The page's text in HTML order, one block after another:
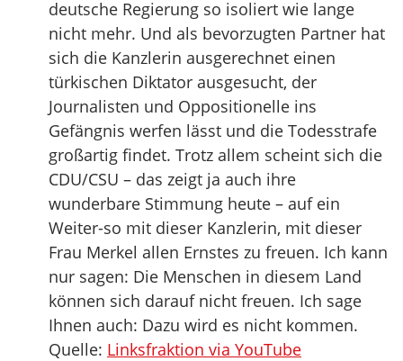
deutsche Regierung so isoliert wie lange
nicht mehr. Und als bevorzugten Partner hat
sich die Kanzlerin ausgerechnet einen
türkischen Diktator ausgesucht, der
Journalisten und Oppositionelle ins
Gefängnis werfen lässt und die Todesstrafe
großartig findet. Trotz allem scheint sich die
CDU/CSU – das zeigt ja auch ihre
wunderbare Stimmung heute – auf ein
Weiter-so mit dieser Kanzlerin, mit dieser
Frau Merkel allen Ernstes zu freuen. Ich kann
nur sagen: Die Menschen in diesem Land
können sich darauf nicht freuen. Ich sage
Ihnen auch: Dazu wird es nicht kommen.
Quelle: Linksfraktion via YouTube